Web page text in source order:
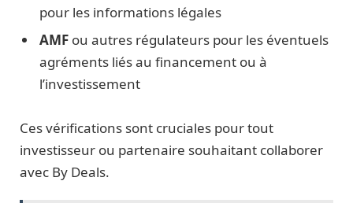
pour les informations légales
AMF ou autres régulateurs pour les éventuels
agréments liés au financement ou à
l’investissement
Ces vérifications sont cruciales pour tout
investisseur ou partenaire souhaitant collaborer
avec By Deals.